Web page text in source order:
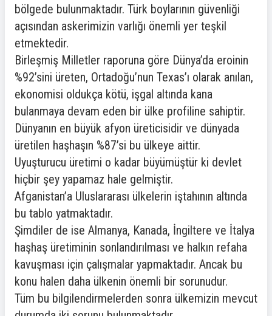
bölgede bulunmaktadır. Türk boylarının güvenliği
açısından askerimizin varlığı önemli yer teşkil
etmektedir.
Birleşmiş Milletler raporuna göre Dünya’da eroinin
%92’sini üreten, Ortadoğu’nun Texas’ı olarak anılan,
ekonomisi oldukça kötü, işgal altında kana
bulanmaya devam eden bir ülke profiline sahiptir.
Dünyanın en büyük afyon üreticisidir ve dünyada
üretilen haşhaşın %87’si bu ülkeye aittir.
Uyuşturucu üretimi o kadar büyümüştür ki devlet
hiçbir şey yapamaz hale gelmiştir.
Afganistan’a Uluslararası ülkelerin iştahının altında
bu tablo yatmaktadır.
Şimdiler de ise Almanya, Kanada, İngiltere ve İtalya
haşhaş üretiminin sonlandırılması ve halkın refaha
kavuşması için çalışmalar yapmaktadır. Ancak bu
konu halen daha ülkenin önemli bir sorunudur.
Tüm bu bilgilendirmelerden sonra ülkemizin mevcut